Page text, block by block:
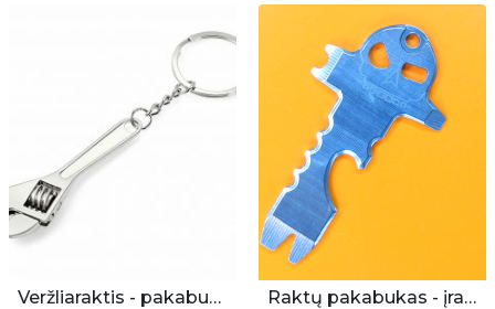
Veržliaraktis - pakabukas Raktų pakabukas - įrankis